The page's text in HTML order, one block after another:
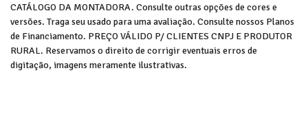
CATÁLOGO DA MONTADORA. Consulte outras opções de cores e
versões. Traga seu usado para uma avaliação. Consulte nossos Planos
de Financiamento. PREÇO VÁLIDO P/ CLIENTES CNPJ E PRODUTOR
RURAL. Reservamos o direito de corrigir eventuais erros de
digitação, imagens meramente ilustrativas.